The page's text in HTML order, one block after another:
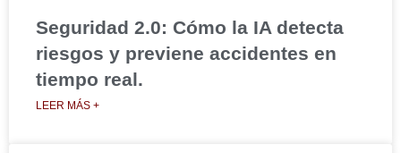
Seguridad 2.0: Cómo la IA detecta
riesgos y previene accidentes en
tiempo real.
LEER MÁS +